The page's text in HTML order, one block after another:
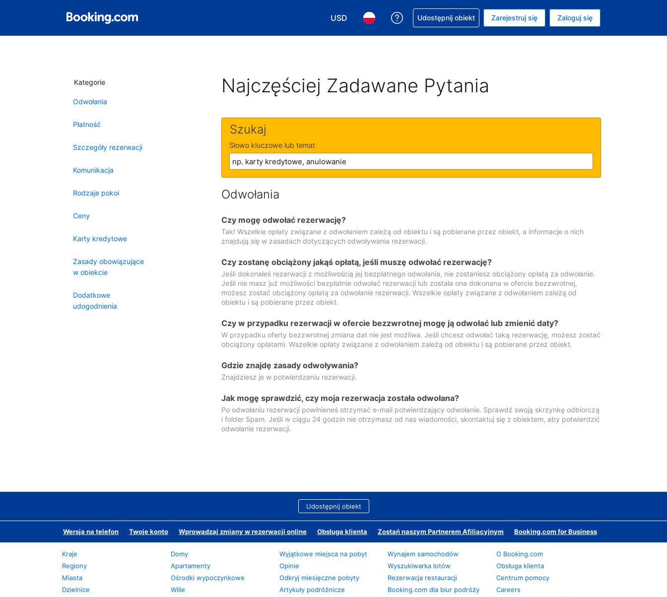
USD
Wybierz walutę. Wybrana waluta to Dolar amerykański
Wybierz język. Wybrany język to Polski
Uzyskaj pomoc w sprawie rezerwacji
Udostępnij obiekt Zarejestruj się Zaloguj się
Kategorie
Odwołania
Płatność
Szczegóły rezerwacji
Komunikacja
Rodzaje pokoi
Ceny
Karty kredytowe
Zasady obowiązujące
w obiekcie
Dodatkowe
udogodnienia
Najczęściej Zadawane Pytania
Szukaj
Słowo kluczowe lub temat
Odwołania
Czy mogę odwołać rezerwację?
Tak! Wszelkie opłaty związane z odwołaniem zależą od obiektu i są pobierane przez obiekt, a informacje o nich
znajdują się w zasadach dotyczących odwoływania rezerwacji.
Czy zostanę obciążony jakąś opłatą, jeśli muszę odwołać rezerwację?
Jeśli dokonałeś rezerwacji z możliwością jej bezpłatnego odwołania, nie zostaniesz obciążony opłatą za odwołanie.
Jeśli nie masz już możliwości bezpłatnie odwołać rezerwacji lub została ona dokonana w ofercie bezzwrotnej,
możesz zostać obciążony opłatą za odwołanie rezerwacji. Wszelkie opłaty związane z odwołaniem zależą od
obiektu i są pobierane przez obiekt.
Czy w przypadku rezerwacji w ofercie bezzwrotnej mogę ją odwołać lub zmienić daty?
W przypadku oferty bezzwrotnej zmiana dat nie jest możliwa. Jeśli chcesz odwołać taką rezerwację, możesz zostać
obciążony opłatami. Wszelkie opłaty związane z odwołaniem zależą od obiektu i są pobierane przez obiekt.
Gdzie znajdę zasady odwoływania?
Znajdziesz je w potwierdzeniu rezerwacji.
Jak mogę sprawdzić, czy moja rezerwacja została odwołana?
Po odwołaniu rezerwacji powinieneś otrzymać e-mail potwierdzający odwołanie. Sprawdź swoją skrzynkę odbiorczą
i folder Spam. Jeśli w ciągu 24 godzin nie otrzymasz od nas wiadomości, skontaktuj się z obiektem, aby potwierdzić
odwołanie rezerwacji.
Udostępnij obiekt
Wersja na telefon Twoje konto Wprowadzaj zmiany w rezerwacji online Obsługa klienta Zostań naszym Partnerem Afiliacyjnym Booking.com for Business
Kraje
Regiony
Miasta
Dzielnice
Domy
Apartamenty
Ośrodki wypoczynkowe
Wille
Wyjątkowe miejsca na pobyt
Opinie
Odkryj miesięczne pobyty
Artykuły podróżnicze
Wynajem samochodów
Wyszukiwarka lotów
Rezerwacja restauracji
Booking.com dla biur podróży
O Booking.com
Obsługa klienta
Centrum pomocy
Careers